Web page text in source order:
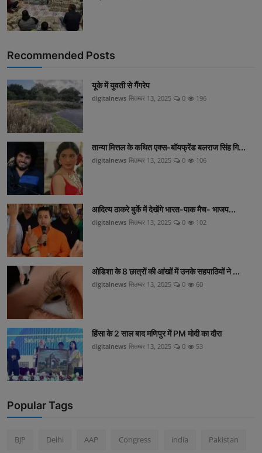
Recommended Posts
यूके में युवती से गैंगरेप
digitalnews सितम्बर 13, 2025 0 196
तान्या मित्तल के कथित एक्स-बॉयफ्रेंड बलराज सिंह गि...
digitalnews सितम्बर 13, 2025 0 106
आदित्य ठाकरे बुर्के में देखेंगे भारत-पाक मैच- भाजप...
digitalnews सितम्बर 13, 2025 0 102
ओडिशा के 8 छात्रों की आंखों में उनके सहपाठियों ने ...
digitalnews सितम्बर 13, 2025 0 60
हिंसा के 2 साल बाद मणिपुर में PM मोदी का दौरा
digitalnews सितम्बर 13, 2025 0 53
Popular Tags
BJP Delhi AAP Congress india Pakistan